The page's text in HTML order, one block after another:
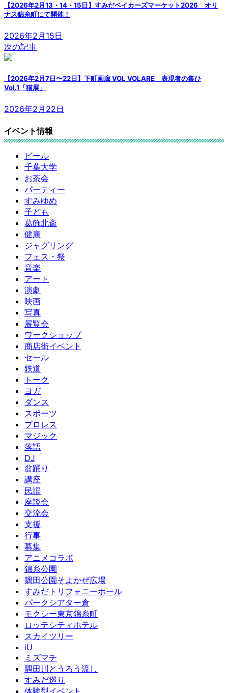
【2026年2月13・14・15日】すみだベイカーズマーケット2026 オリ
ナス錦糸町にて開催！
2026年2月15日
次の記事
【2026年2月7日〜22日】下町画廊 VOL VOLARE 表現者の集ひ
Vol.1「猫展」
2026年2月22日
イベント情報
ビール
千葉大学
お茶会
パーティー
すみゆめ
子ども
葛飾北斎
健康
ジャグリング
フェス・祭
音楽
アート
演劇
映画
写真
展覧会
ワークショップ
商店街イベント
セール
鉄道
トーク
ヨガ
ダンス
スポーツ
プロレス
マジック
落語
DJ
盆踊り
講座
民謡
座談会
交流会
支援
行事
募集
アニメコラボ
錦糸公園
隅田公園そよかぜ広場
すみだトリフォニーホール
パークシアター倉
モクシー東京錦糸町
ロッテシティホテル
スカイツリー
iU
ミズマチ
隅田川とうろう流し
すみだ巡り